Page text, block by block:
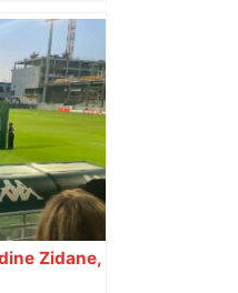
Zidane,